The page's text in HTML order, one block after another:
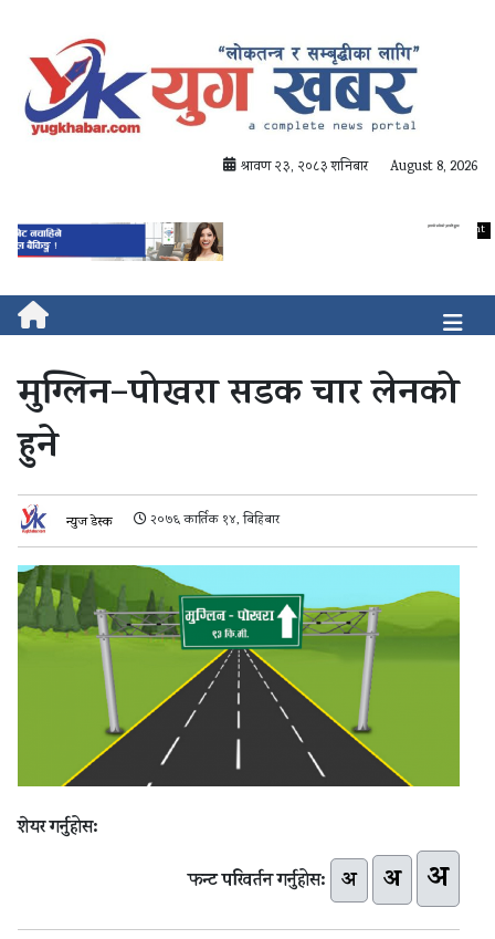
श्रावण २३, २०८३ शनिबार August 8, 2026
मुग्लिन–पोखरा सडक चार लेनको
हुने
न्युज डेस्क २०७६ कार्तिक १४, बिहिबार
शेयर गर्नुहोस:
फन्ट परिवर्तन गर्नुहोस: अ अ अ